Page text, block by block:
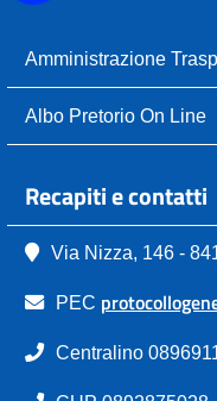
Amministrazione
Albo Pretorio On Line
Recapiti e contatti
Via Nizza, 146 -
PEC
Centralino